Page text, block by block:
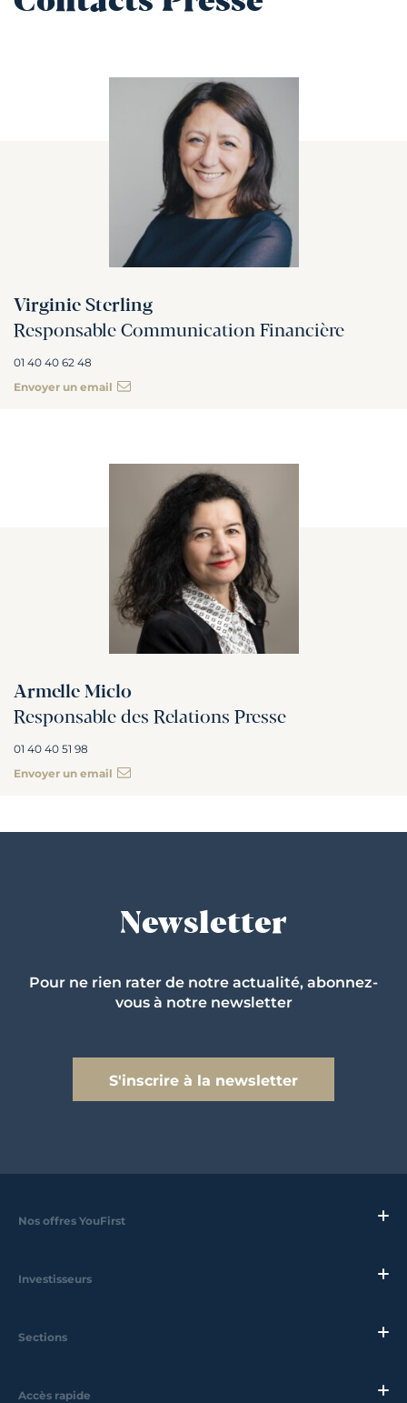
Virginie Sterling
Responsable Communication Financière
01 40 40 62 48
Envoyer un email
Armelle Miclo
Responsable des Relations Presse
01 40 40 51 98
Envoyer un email
Newsletter
Pour ne rien rater de notre actualité, abonnez-
vous à notre newsletter
S'inscrire à la newsletter
Nos offres YouFirst
Investisseurs
Sections
Accès rapide